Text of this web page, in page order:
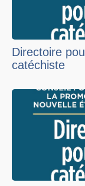
Directoire
catéchiste